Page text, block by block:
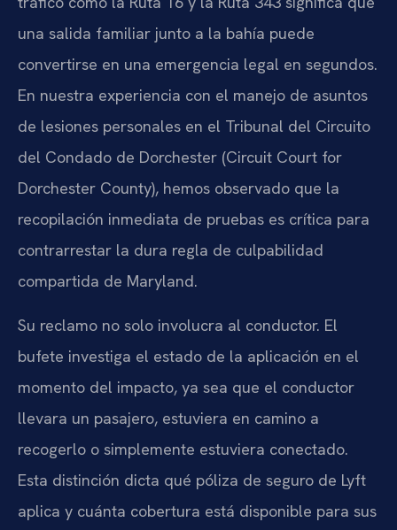
una salida familiar junto a la bahía puede
convertirse en una emergencia legal en segundos.
En nuestra experiencia con el manejo de asuntos
de lesiones personales en el Tribunal del Circuito
del Condado de Dorchester (Circuit Court for
Dorchester County), hemos observado que la
recopilación inmediata de pruebas es crítica para
contrarrestar la dura regla de culpabilidad
compartida de Maryland.
Su reclamo no solo involucra al conductor. El
bufete investiga el estado de la aplicación en el
momento del impacto, ya sea que el conductor
llevara un pasajero, estuviera en camino a
recogerlo o simplemente estuviera conectado.
Esta distinción dicta qué póliza de seguro de Lyft
aplica y cuánta cobertura está disponible para sus